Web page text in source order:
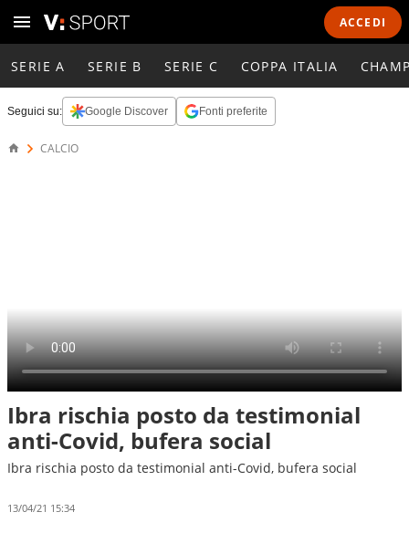
ACCEDI
SERIE A SERIE B SERIE C COPPA ITALIA
Seguici su: Google Discover Fonti preferite
CALCIO
Ibra rischia posto da testimonial
anti-Covid, bufera social
Ibra rischia posto da testimonial anti-Covid, bufera social
13/04/21 15:34